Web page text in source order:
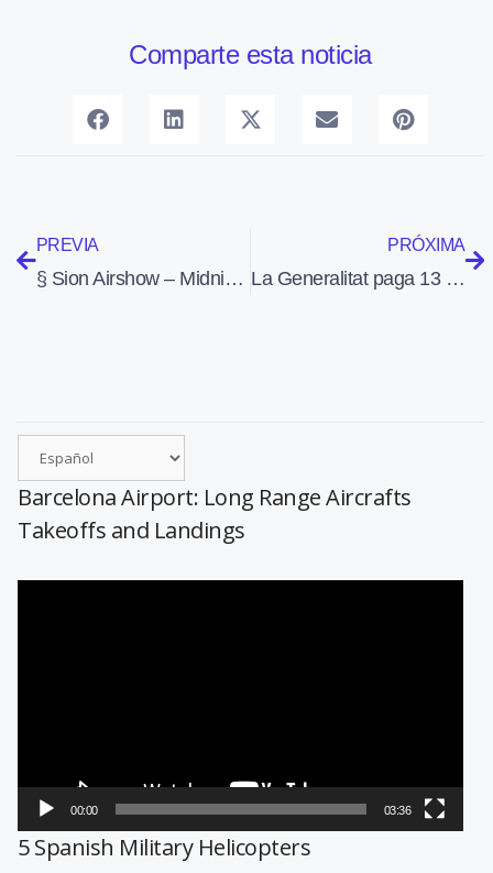
Comparte esta noticia
PREVIA
§ Sion Airshow – Midnight Hawks (Finland)
PRÓXIMA
La Generalitat paga 13 millones de euros al año por el alquiler de 23 aeronaves
Barcelona Airport: Long Range Aircrafts
Takeoffs and Landings
00:00 03:36
5 Spanish Military Helicopters